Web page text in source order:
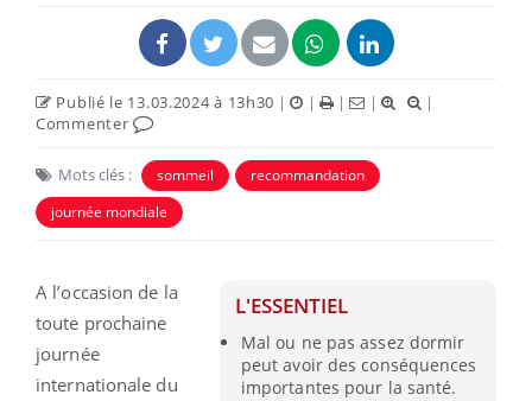
Publié le 13.03.2024 à 13h30 | | | |
|
Commenter
Mots clés : sommeil
recommandation
journée mondiale
L'ESSENTIEL
Mal ou ne pas assez dormir
peut avoir des conséquences
importantes pour la santé.
A l’occasion de la
toute prochaine
journée
internationale du